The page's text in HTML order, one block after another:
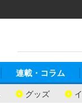
グッズ
連載・コラム